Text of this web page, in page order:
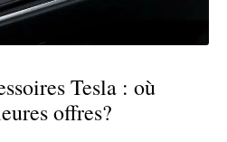
Tesla : où
offres?